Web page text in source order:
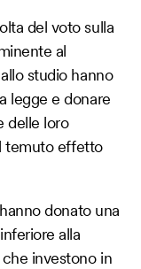
del voto sulla
al
studio hanno
legge e donare
delle loro
temuto effetto
donato una
alla
investono in